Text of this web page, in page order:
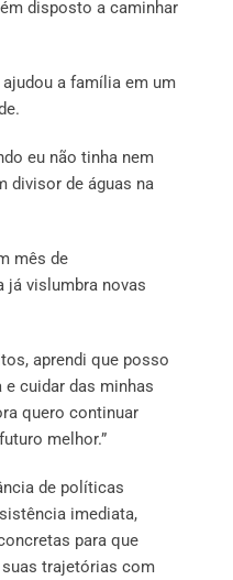
disposto a caminhar
a família em um
eu não tinha nem
divisor de águas na
mês de
já vislumbra novas
aprendi que posso
cuidar das minhas
quero continuar
melhor.”
de políticas
imediata,
para que
trajetórias com